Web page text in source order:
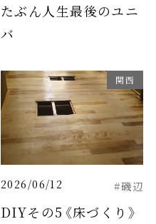
たぶん人生最後のユニ
バ
関西
2026/06/12 #磯辺
DIYその5《床づくり》